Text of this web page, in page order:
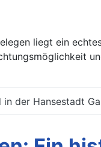
liegt ein
der Hansestadt